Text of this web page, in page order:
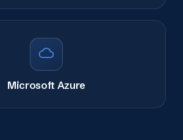
Microsoft Azure